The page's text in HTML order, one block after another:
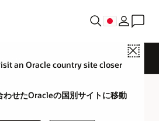
Close
an Oracle country site closer
わせたOracleの国別サイトに移動